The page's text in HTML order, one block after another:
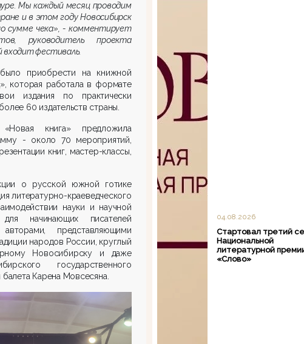
Мы каждый месяц проводим
и в этом году Новосибирск
сумме чека», - комментирует
руководитель проекта
фестиваль.
приобрести на книжной
которая работала в формате
издания по практически
60 издательств страны.
книга» предложила
- около 70 мероприятий,
книг, мастер-классы,
о русской южной готике
литературно-краеведческого
науки и научной
для начинающих писателей
представляющими
народов России, круглый
Новосибирску и даже
государственного
Карена Мовсесяна.
04.08.2026
Стартовал третий
Национальной
литературной
«Слово»